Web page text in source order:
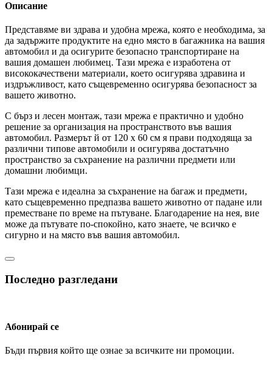
Описание
Представяме ви здрава и удобна мрежа, която е необходима, за
да задържите продуктите на едно място в багажника на вашия
автомобил и да осигурите безопасно транспортиране на
вашия домашен любимец. Тази мрежа е изработена от
висококачествени материали, което осигурява здравина и
издръжливост, като същевременно осигурява безопасност за
вашето животно.
С бърз и лесен монтаж, тази мрежа е практично и удобно
решение за организация на пространството във вашия
автомобил. Размерът й от 120 x 60 см я прави подходяща за
различни типове автомобили и осигурява достатъчно
пространство за съхранение на различни предмети или
домашни любимци.
Тази мрежа е идеална за съхранение на багаж и предмети,
като същевременно предпазва вашето животно от падане или
преместване по време на пътуване. Благодарение на нея, вие
може да пътувате по-спокойно, като знаете, че всичко е
сигурно и на място във вашия автомобил.
Последно разгледани
Абонирай се
Бъди първия който ще ознае за всичките ни промоции.